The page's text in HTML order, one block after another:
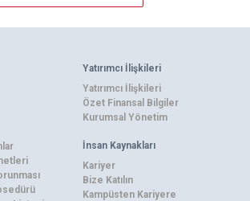
Yatırımcı İlişkileri
Yatırımcı İlişkileri
Özet Finansal Bilgiler
Kurumsal Yönetim
İnsan Kaynakları
Kariyer
Bize Katılın
Kampüsten Kariyere